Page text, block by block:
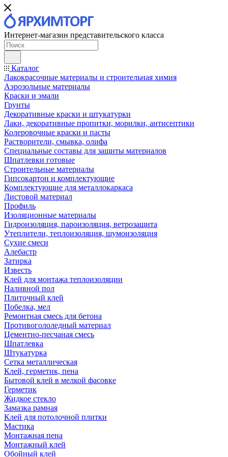
Интернет-магазин представительского класса
Каталог
Лакокрасочные материалы и строительная химия
Аэрозольные материалы
Краски и эмали
Грунты
Декоративные краски и штукатурки
Лаки, декоративные пропитки, морилки, антисептики
Колеровочные краски и пасты
Растворители, смывка, олифа
Специальные составы для защиты материалов
Шпатлевки готовые
Строительные материалы
Гипсокартон и комплектующие
Комплектующие для металлокаркаса
Листовой материал
Профиль
Изоляционные материалы
Гидроизоляция, пароизоляция, ветрозащита
Утеплители, теплоизоляция, шумоизоляция
Сухие смеси
Алебастр
Затирка
Известь
Клей для монтажа теплоизоляции
Наливной пол
Плиточный клей
Побелка, мел
Ремонтная смесь для бетона
Противогололедный материал
Цементно-песчаная смесь
Шпатлевка
Штукатурка
Сетка металлическая
Клей, герметик, пена
Бытовой клей в мелкой фасовке
Герметик
Жидкое стекло
Замазка рамная
Клей для потолочной плитки
Мастика
Монтажная пена
Монтажный клей
Обойный клей